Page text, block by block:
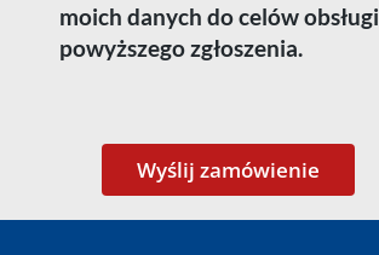
moich danych do celów obsługi
powyższego zgłoszenia.